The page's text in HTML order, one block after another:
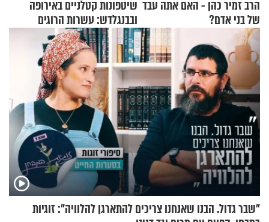
הרב זמיר כהן - האם אתה עבד
של בני אדם?
שיטפונות קטלניים באירופה
ובבנגלדש: עשרות הרוגים
ומיליון נפגעים
"שבר גדול. הבנו שאנחנו צריכים להתארגן להלוויה": זוגיות